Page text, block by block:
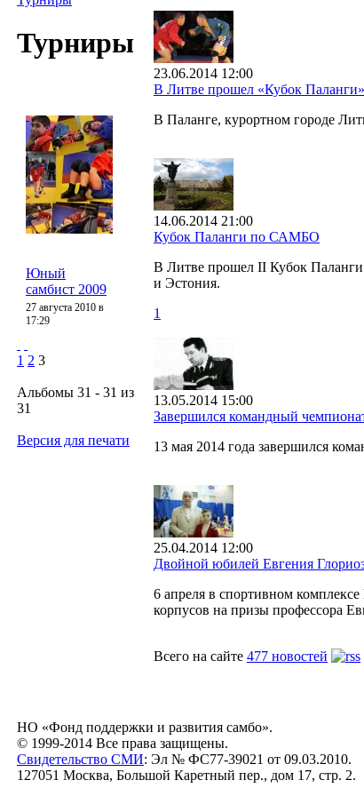
Турниры
Юный
самбист 2009
27 августа 2010 в
17:29
1 2 3
Альбомы 31 - 31 из
31
Версия для печати
23.06.2014 12:00
В Литве прошел «Кубок
В Паланге, курортном городе
14.06.2014 21:00
Кубок Паланги по САМБО
В Литве прошел II Кубок
и Эстония.
1
13.05.2014 15:00
Завершился командный
13 мая 2014 года завершился
25.04.2014 12:00
Двойной юбилей Евгения
6 апреля в спортивном
корпусов на призы профессора
Всего на сайте 477 новостей
НО «Фонд поддержки и развития самбо».
© 1999-2014 Все права защищены.
Свидетельство СМИ: Эл № ФС77-39021 от 09.03.2010.
127051 Москва, Большой Каретный пер., дом 17, стр. 2.